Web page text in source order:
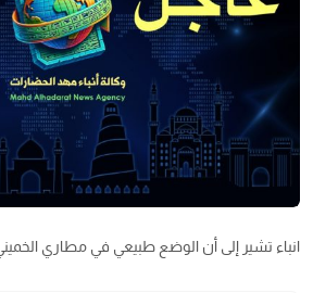
انباء تشير إلى أن الوضع طبيعي في مطاري